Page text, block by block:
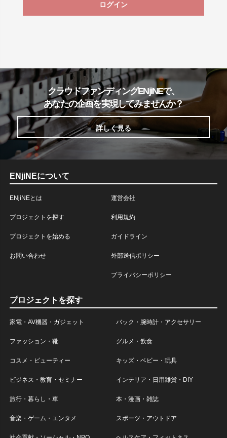
ログイン
クラウドファンディングENjiNEで、
あなたの企画を実現してみませんか？
詳しく見る
ENjiNEについて
ENjiNEとは
プロジェクトを探す
プロジェクトを始める
お問い合わせ
運営会社
利用規約
ガイドライン
外部送信ポリシー
プライバシーポリシー
プロジェクトを探す
家電・AV機器・ガジェット バック・腕時計・アクセサリー
ファッション・靴 グルメ・飲食
コスメ・ビューティー キッズ・ベビー・玩具
ビジネス・教育・セミナー インテリア・日用雑貨・DIY
旅行・暮らし・車 本・漫画・雑誌
音楽・ゲーム・エンタメ スポーツ・アウトドア